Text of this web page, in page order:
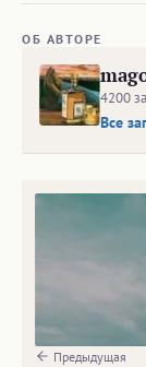
ОБ АВТОРЕ
4200
Все
Предыдущая